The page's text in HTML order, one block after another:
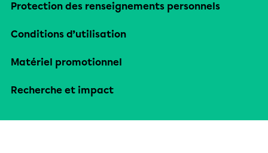
Protection des renseignements personnels
Conditions d’utilisation
Matériel promotionnel
Recherche et impact